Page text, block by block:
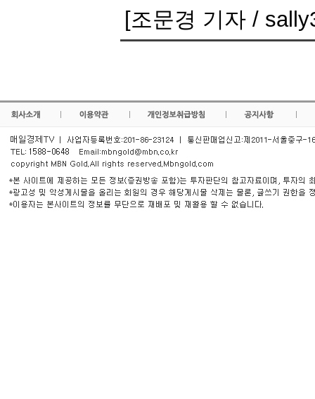
[조문경 기자 /